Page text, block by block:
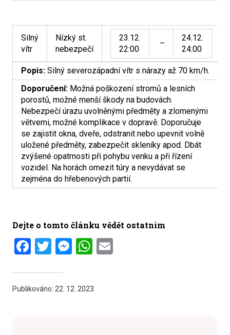
Silný
vítr
Nízký st.
nebezpečí
23.12.
22:00
–
24.12.
24:00
Popis: Silný severozápadní vítr s nárazy až 70 km/h.
Doporučení: Možná poškození stromů a lesních
porostů, možné menší škody na budovách.
Nebezpečí úrazu uvolněnými předměty a zlomenými
větvemi, možné komplikace v dopravě. Doporučuje
se zajistit okna, dveře, odstranit nebo upevnit volně
uložené předměty, zabezpečit skleníky apod. Dbát
zvýšené opatrnosti při pohybu venku a při řízení
vozidel. Na horách omezit túry a nevydávat se
zejména do hřebenových partií.
Dejte o tomto článku vědět ostatním
Facebook
Twitter
Messenger
WhatsApp
Publikováno: 22. 12. 2023